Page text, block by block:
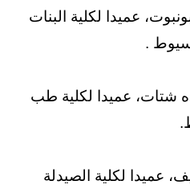
عميدا لكلية البنات
.
شتات، عميدا لكلية طب
عميدا لكلية الصيدلة